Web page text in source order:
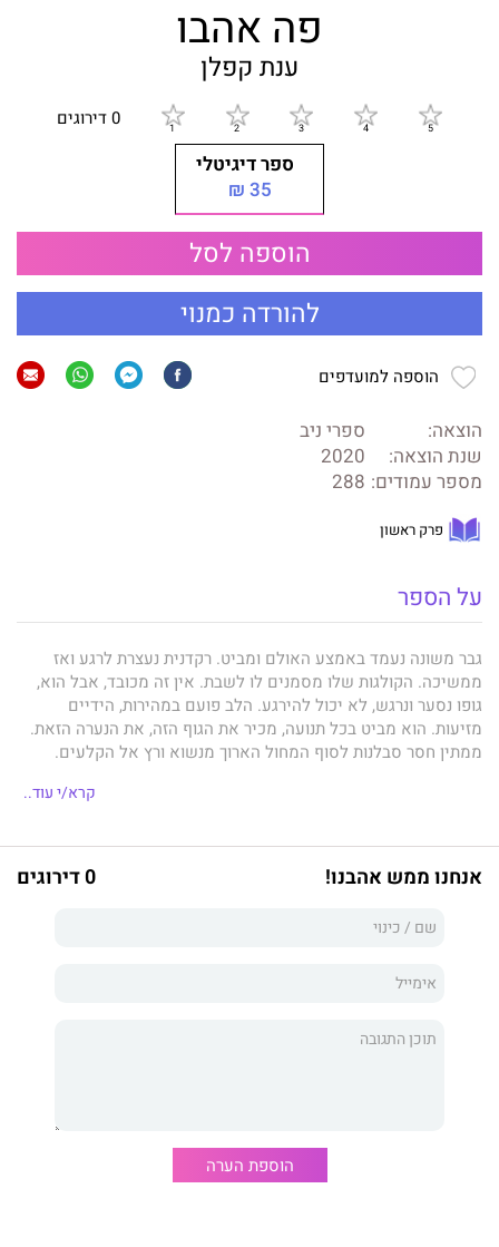
פה אהבו
ענת קפלן
0 דירוגים
ספר דיגיטלי
35 ₪
הוספה לסל
להורדה כמנוי
הוספה למועדפים
הוצאה:
ספרי ניב
שנת הוצאה:
2020
מספר עמודים: 288
פרק ראשון
על הספר
גבר משונה נעמד באמצע האולם ומביט. רקדנית נעצרת לרגע ואז
ממשיכה. הקולגות שלו מסמנים לו לשבת. אין זה מכובד, אבל הוא,
גופו נסער ונרגש, לא יכול להירגע. הלב פועם במהירות, הידיים
מזיעות. הוא מביט בכל תנועה, מכיר את הגוף הזה, את הנערה הזאת.
ממתין חסר סבלנות לסוף המחול הארוך מנשוא ורץ אל הקלעים.
מופתע, הרי היה בטוח שתיעלם. הוא שואל עליה, אך אין מענה. עובר
הלהקה למלון, ברגל, מחפש בעיניו, מביט בכל אחת, מוטרף. נעלמה אז
ונעלמת כעת. היא אינה רוצה להימצא, הוא מבין. הוא מתחיל לשחזר
דברים שאולי אמר, מעשה שאולי עשה ופגע בה ולא מוצא שריד.
אהב אותה, זה כל חטאו. אולי אהב מדי. הגורל לוקח את מיכל הרחק
ומשאיר את יואל עם לב מרוסק ועם המון סימני שאלה.
משווה, מתגוררת בדרום, קוראת סדרתית וגונבת רגעים כדי לכתוב,
בעיקר בחלון ההזדמנויות שנוצר כשילדיה בחוג.
קרא/י עוד..
אנחנו ממש אהבנו! 0 דירוגים
הוספת הערה